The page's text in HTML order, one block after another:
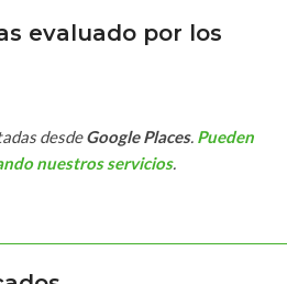
evaluado por los
desdeGoogle Places. Pueden
nuestros servicios.